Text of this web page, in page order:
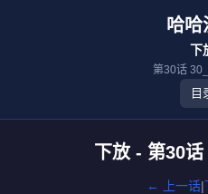
哈哈
下
第30话
目
下放 - 第30
← 上一话|